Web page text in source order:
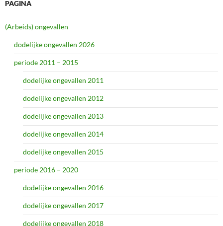
PAGINA
(Arbeids) ongevallen
dodelijke ongevallen 2026
periode 2011 – 2015
dodelijke ongevallen 2011
dodelijke ongevallen 2012
dodelijke ongevallen 2013
dodelijke ongevallen 2014
dodelijke ongevallen 2015
periode 2016 – 2020
dodelijke ongevallen 2016
dodelijke ongevallen 2017
dodelijke ongevallen 2018